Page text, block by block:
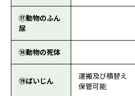
⑰動物のふん
尿
⑱動物の死体
⑲ばいじん
運搬及び積替え
保管可能